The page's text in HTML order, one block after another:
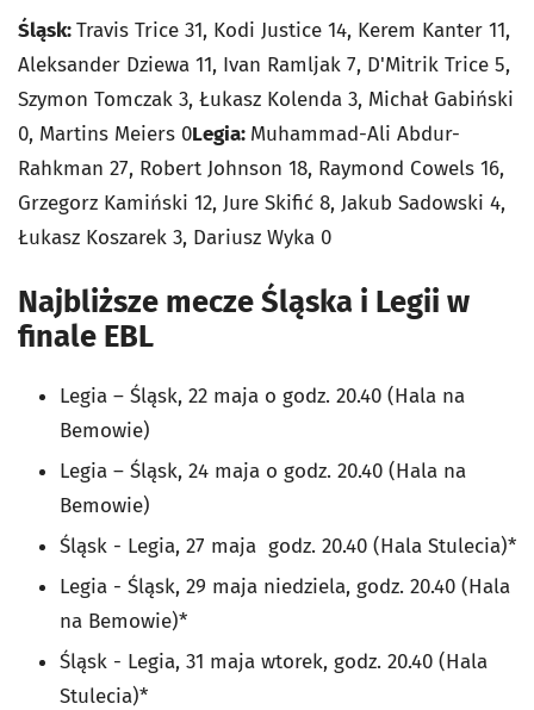
Śląsk:Travis Trice 31, Kodi Justice 14, Kerem Kanter 11,
Aleksander Dziewa 11, Ivan Ramljak 7, D'Mitrik Trice 5,
Szymon Tomczak 3, Łukasz Kolenda 3, Michał Gabiński
0, Martins Meiers 0Legia: Muhammad-Ali Abdur-
Rahkman 27, Robert Johnson 18, Raymond Cowels 16,
Grzegorz Kamiński 12, Jure Skifić 8, Jakub Sadowski 4,
Łukasz Koszarek 3, Dariusz Wyka 0
Najbliższe mecze Śląska i Legii w
finale EBL
Legia – Śląsk, 22 maja o godz. 20.40 (Hala na
Bemowie)
Legia – Śląsk, 24 maja o godz. 20.40 (Hala na
Bemowie)
Śląsk - Legia, 27 maja godz. 20.40 (Hala Stulecia)*
Legia - Śląsk, 29 maja niedziela, godz. 20.40 (Hala
na Bemowie)*
Śląsk - Legia, 31 maja wtorek, godz. 20.40 (Hala
Stulecia)*